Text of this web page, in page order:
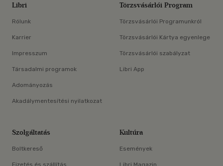
Libri
Rólunk
Karrier
Impresszum
Társadalmi programok
Adományozás
Akadálymentesítési nyilatkozat
Törzsvásárlói Program
Törzsvásárlói Programunkról
Törzsvásárlói Kártya egyenlege
Törzsvásárlói szabályzat
Libri App
Szolgáltatás
Boltkereső
Fizetés és szállítás
Kultúra
Események
Libri Magazin